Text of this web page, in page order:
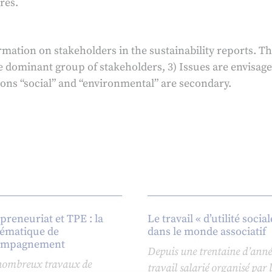
on stakeholders in the sustainability reports.
group of stakeholders, 3) Issues are
“social” and “environmental” are secondary.
et TPE : la
de
travaux de
Le travail « d’utilité
dans le monde associatif
Depuis une trentaine
travail salarié organisé par